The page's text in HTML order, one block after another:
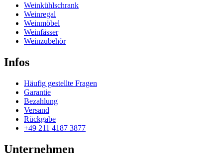
Weinkühlschrank
Weinregal
Weinmöbel
Weinfässer
Weinzubehör
Infos
Häufig gestellte Fragen
Garantie
Bezahlung
Versand
Rückgabe
+49 211 4187 3877
Unternehmen